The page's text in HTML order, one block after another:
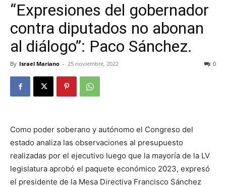
Morelos
“Expresiones del gobernador
contra diputados no abonan
al diálogo”: Paco Sánchez.
By Israel Mariano - 25 noviembre, 2022 0
Como poder soberano y autónomo el Congreso del
estado analiza las observaciones al presupuesto
realizadas por el ejecutivo luego que la mayoría de la LV
legislatura aprobó el paquete económico 2023, expresó
el presidente de la Mesa Directiva Francisco Sánchez